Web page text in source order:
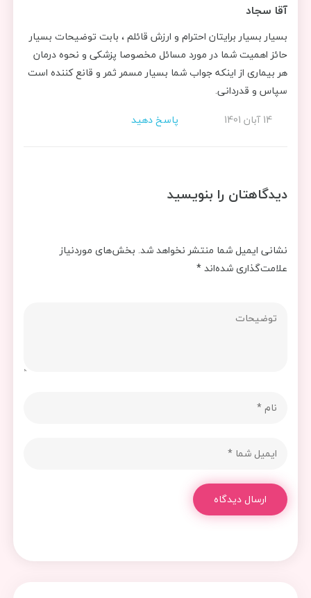
آقا سجاد
بسیار بسیار برایتان احترام و ارزش قائلم ، بابت توضیحات بسیار
حائز اهمیت شما در مورد مسائل مخصوصا پزشکی و نحوه درمان
هر بیماری از اینکه جواب شما بسیار مسمر ثمر و قانع کننده است
سپاس و قدردانی.
14 آبان 1401
پاسخ دهید
دیدگاهتان را بنویسید
نشانی ایمیل شما منتشر نخواهد شد. بخش‌های موردنیاز
علامت‌گذاری شده‌اند*
ارسال دیدگاه